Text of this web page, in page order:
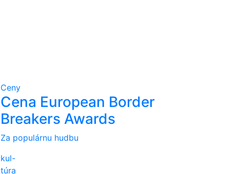
Ceny
Cena European Border
Breakers Awards
Za populárnu hudbu
kul-
túra